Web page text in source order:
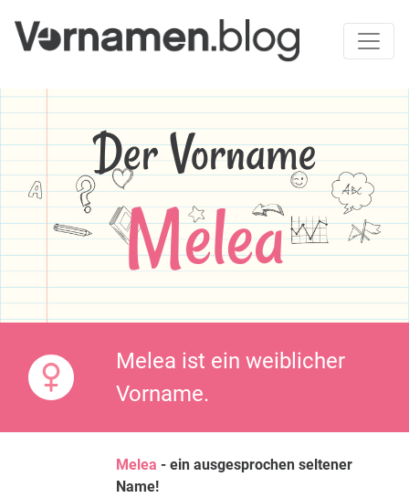
Der Vorname
Melea
Melea ist ein weiblicher
Vorname.
Melea - ein ausgesprochen seltener
Name!